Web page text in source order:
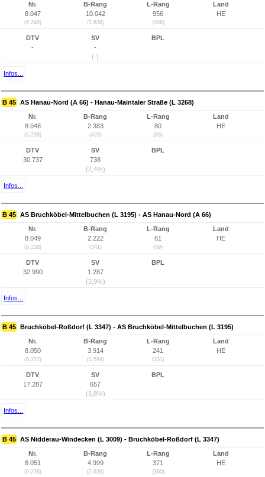
Nr.
8.047
(6.240)
B-Rang
10.042
(7.638)
L-Rang
956
(936)
Land
HE
DTV
-
SV
-
(-)
BPL
Infos...
B 45 AS Hanau-Nord (A 66) - Hanau-Maintaler Straße (L 3268)
Nr.
8.048
(6.239)
B-Rang
2.383
(420)
L-Rang
80
(83)
Land
HE
DTV
30.737
SV
738
(2,4%)
BPL
Infos...
B 45 AS Bruchköbel-Mittelbuchen (L 3195) - AS Hanau-Nord (A 66)
Nr.
8.049
(6.238)
B-Rang
2.222
(341)
L-Rang
61
(69)
Land
HE
DTV
32.990
SV
1.287
(3,9%)
BPL
Infos...
B 45 Bruchköbel-Roßdorf (L 3347) - AS Bruchköbel-Mittelbuchen (L 3195)
Nr.
8.050
(6.237)
B-Rang
3.914
(1.599)
L-Rang
241
(231)
Land
HE
DTV
17.287
SV
657
(3,8%)
BPL
Infos...
B 45 AS Nidderau-Windecken (L 3009) - Bruchköbel-Roßdorf (L 3347)
Nr.
8.051
(6.236)
B-Rang
4.999
(2.639)
L-Rang
371
(360)
Land
HE